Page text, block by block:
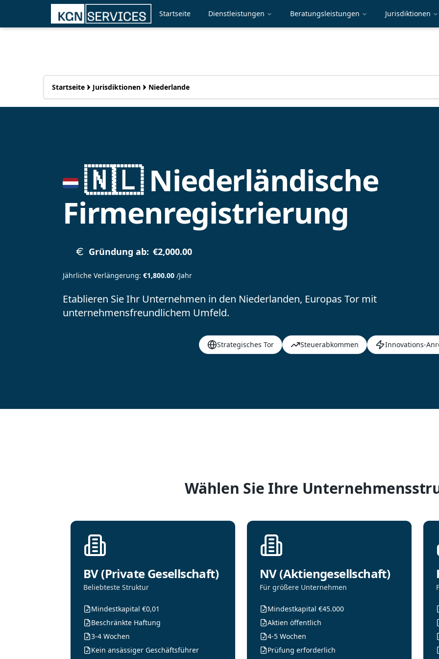
Startseite Dienstleistungen Beratungsleistungen Jurisdiktionen
Startseite Jurisdiktionen Niederlande
🇳🇱 Niederländische
Firmenregistrierung
Gründung ab: €2,000.00
Jährliche Verlängerung: €1,800.00 /Jahr
Etablieren Sie Ihr Unternehmen in den Niederlanden, Europas Tor mit
unternehmensfreundlichem Umfeld.
Strategisches Tor Steuerabkommen Innovations-
Wählen Sie Ihre
BV (Private Gesellschaft)
Beliebteste Struktur
Mindestkapital €0,01
Beschränkte Haftung
3-4 Wochen
Kein ansässiger Geschäftsführer
NV (Aktiengesellschaft)
Für größere Unternehmen
Mindestkapital €45.000
Aktien öffentlich
4-5 Wochen
Prüfung erforderlich